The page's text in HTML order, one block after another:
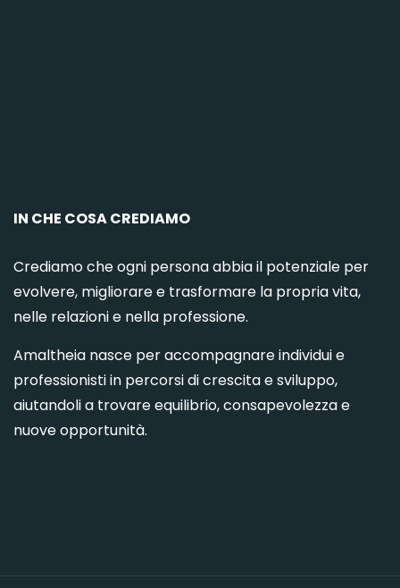
IN CHE COSA CREDIAMO
Crediamo che ogni persona abbia il potenziale per
evolvere, migliorare e trasformare la propria vita,
nelle relazioni e nella professione.
Amaltheia nasce per accompagnare individui e
professionisti in percorsi di crescita e sviluppo,
aiutandoli a trovare equilibrio, consapevolezza e
nuove opportunità.